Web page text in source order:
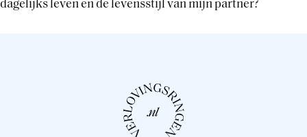
dagelijks leven en de levensstijl van mijn partner?